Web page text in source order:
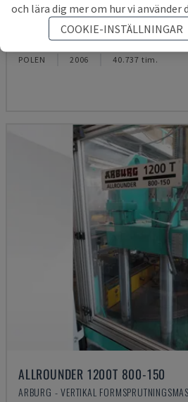
968.250 ZO
KLOECKNER DESMA - VERTIKAL
POLEN 2006 40.737 tim.
ALLROUNDER 1200T 800-150
ARBURG - VERTIKAL
och lära dig mer om hur vi använder
COOKIE-INSTÄLLNINGAR